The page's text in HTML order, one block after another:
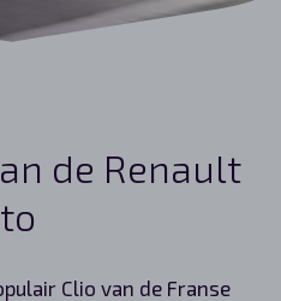
de Renault
Clio van de Franse